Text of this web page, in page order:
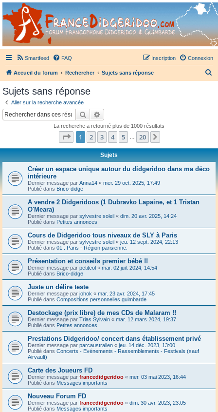
France Didgeridoo
Didgeridoo et Guimbarde sur France Didgeridoo - retrouvez la communauté.
Smartfeed FAQ Connexion
Inscription
Accueil du forum Rechercher Sujets sans réponse
Sujets sans réponse
Aller sur la recherche avancée
Rechercher
La recherche a retourné plus de 1000 résultats
Page 1sur20
1 2 3 4 5 20
Sujets
Créer un espace unique autour du didgeridoo dans ma déco
intérieure
Dernier message par Anna14 « mer. 29 oct. 2025, 17:49
Publié dans Brico-didge
A vendre 2 Didgeridoos (1 Dubravko Lapaine, et 1 Tristan
O'Meara)
Dernier message par sylvestre soleil « dim. 20 avr. 2025, 14:24
Publié dans Petites annonces
Cours de Didgeridoo tous niveaux de SLY à Paris
Dernier message par sylvestre soleil « jeu. 12 sept. 2024, 22:13
Publié dans 01 : Paris - Région parisienne.
Présentation et conseils premier bébé !!
Dernier message par petitcol « mar. 02 juil. 2024, 14:54
Publié dans Brico-didge
Juste un délire teste
Dernier message par johok « mar. 23 avr. 2024, 17:45
Publié dans Compositions personnelles guimbarde
Destockage (prix libre) de mes CDs de Malaram !!
Dernier message par Trias Sylvain « mar. 12 mars 2024, 19:37
Publié dans Petites annonces
Prestations Didgeridoo/ concert dans établissement privé
Dernier message par parcaustralien « jeu. 14 déc. 2023, 13:00
Publié dans Concerts - Evénements - Rassemblements - Festivals (sauf
Airvault)
Carte des Joueurs FD
Dernier message par francedidgeridoo « mer. 03 mai 2023, 16:44
Publié dans Messages importants
Nouveau Forum FD
Dernier message par francedidgeridoo « dim. 30 avr. 2023, 23:05
Publié dans Messages importants